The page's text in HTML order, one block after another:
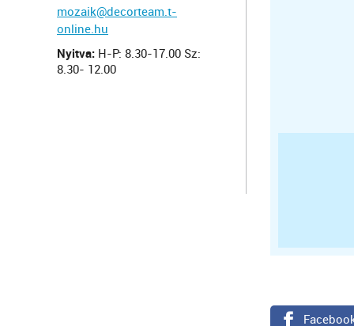
mozaik@decorteam.t-
online.hu
Nyitva: H-P: 8.30-17.00 Sz:
8.30- 12.00